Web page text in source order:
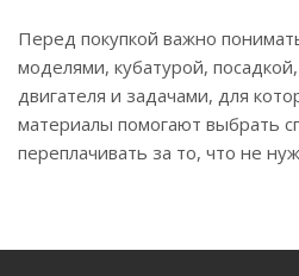
Перед покупкой важно
моделями, кубатурой,
двигателя и задачами, для
материалы помогают выбрать
переплачивать за то, что не